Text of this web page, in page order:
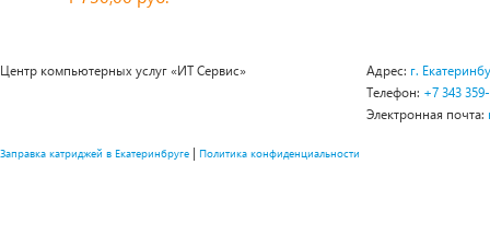
Центр компьютерных услуг «ИТ Сервис» Адрес: г.
Телефон: +7 343
Электронная почта:
Заправка катриджей в Екатеринбруге | Политика конфиденциальности